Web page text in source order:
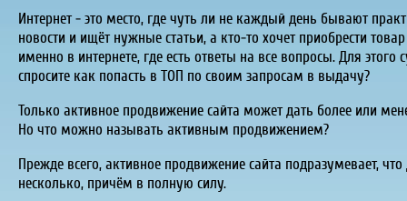
Интернет - это место, где чуть ли не каждый день бывают
новости и ищёт нужные статьи, а кто-то хочет приобрести
именно в интернете, где есть ответы на все вопросы. Для
спросите как попасть в ТОП по своим запросам в выдачу?
Только активное продвижение сайта может дать более или
Но что можно называть активным продвижением?
Прежде всего, активное продвижение сайта подразумевает,
несколько, причём в полную силу.